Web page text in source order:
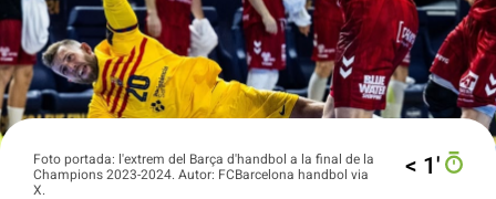
Foto portada: l'extrem del Barça d'handbol a la final de la
Champions 2023-2024. Autor: FCBarcelona handbol via
X.
< 1′